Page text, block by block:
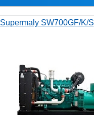
Supermaly SW700GF/K/S